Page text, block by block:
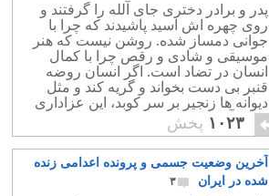
پدر و برادر دختری جای آلله را گرفتند و
روی چهره اش اسید پاشیدند که چرا با
جوانی دمساز شده. روشن نیست که هنر
موسیقی و شادی و رقص چرا با کمال
انسان در تضاد است. اگر انسان روضه
قنبر بی دست بخواند و گریه کند و مثل
دیوانه ها زنجیر بر سر کوبد، این عزاداری
کمال آور است؟! یعنی کمال از نظر تشیع
سادیسم است.
۱۰۲۳ پخش
آخرین وضعیت جسمی و پرونده اعدامی زنده
شده در ایران
۳